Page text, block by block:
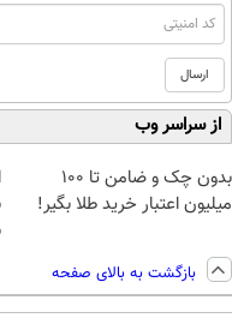
از سراسر وب
بدون چک و ضامن تا 100
میلیون اعتبار خرید طلا بگیر!
بازگشت به بالای صفحه